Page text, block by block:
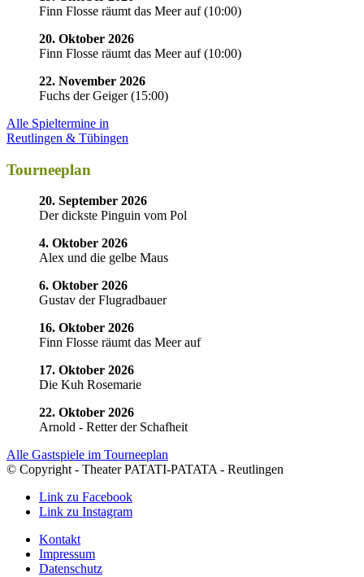
Finn Flosse räumt das Meer auf(10:00)
20. Oktober 2026
Finn Flosse räumt das Meer auf(10:00)
22. November 2026
Fuchs der Geiger(15:00)
Alle Spieltermine in
Reutlingen & Tübingen
Tourneeplan
20. September 2026
Der dickste Pinguin vom Pol
4. Oktober 2026
Alex und die gelbe Maus
6. Oktober 2026
Gustav der Flugradbauer
16. Oktober 2026
Finn Flosse räumt das Meer auf
17. Oktober 2026
Die Kuh Rosemarie
22. Oktober 2026
Arnold - Retter der Schafheit
Alle Gastspiele im Tourneeplan
© Copyright - Theater PATATI-PATATA - Reutlingen
Link zu Facebook
Link zu Instagram
Kontakt
Impressum
Datenschutz